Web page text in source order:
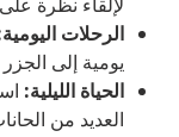
الرحلات
يومية إلى
الحياة الليلية:
العديد من